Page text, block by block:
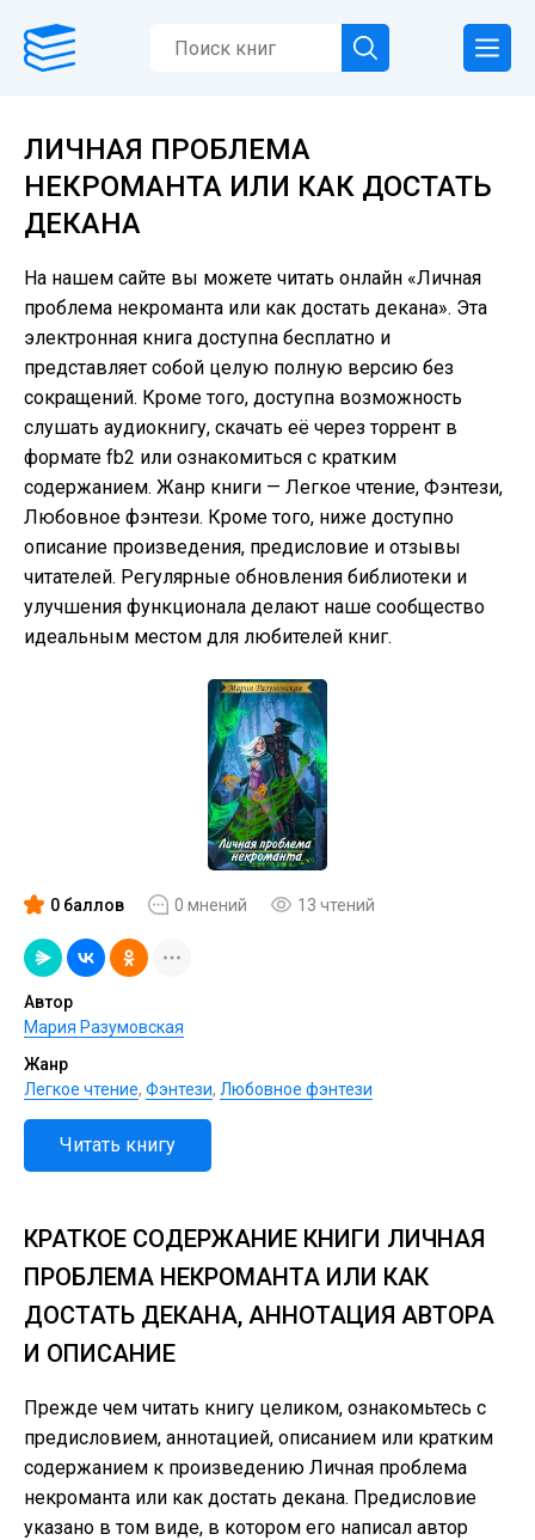
ЛИЧНАЯ ПРОБЛЕМА
НЕКРОМАНТА ИЛИ КАК ДОСТАТЬ
ДЕКАНА
На нашем сайте вы можете читать онлайн «Личная
проблема некроманта или как достать декана». Эта
электронная книга доступна бесплатно и
представляет собой целую полную версию без
сокращений. Кроме того, доступна возможность
слушать аудиокнигу, скачать её через торрент в
формате fb2 или ознакомиться с кратким
содержанием. Жанр книги — Легкое чтение, Фэнтези,
Любовное фэнтези. Кроме того, ниже доступно
описание произведения, предисловие и отзывы
читателей. Регулярные обновления библиотеки и
улучшения функционала делают наше сообщество
идеальным местом для любителей книг.
0 баллов 0 мнений 13 чтений
Автор
Мария Разумовская
Жанр
Легкое чтение, Фэнтези, Любовное фэнтези
Читать книгу
КРАТКОЕ СОДЕРЖАНИЕ КНИГИ ЛИЧНАЯ
ПРОБЛЕМА НЕКРОМАНТА ИЛИ КАК
ДОСТАТЬ ДЕКАНА, АННОТАЦИЯ АВТОРА
И ОПИСАНИЕ
Прежде чем читать книгу целиком, ознакомьтесь с
предисловием, аннотацией, описанием или кратким
содержанием к произведению Личная проблема
некроманта или как достать декана. Предисловие
указано в том виде, в котором его написал автор